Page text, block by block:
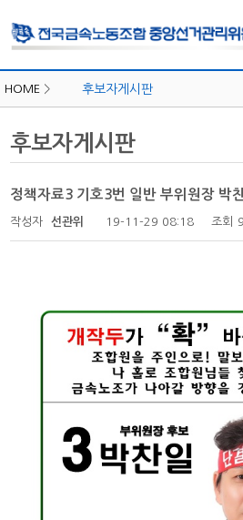
HOME > 후보자게시판
후보자게시판
정책자료3 기호3번 일반 부위원장 박
작성자 선관위 19-11-29 08:18 조회